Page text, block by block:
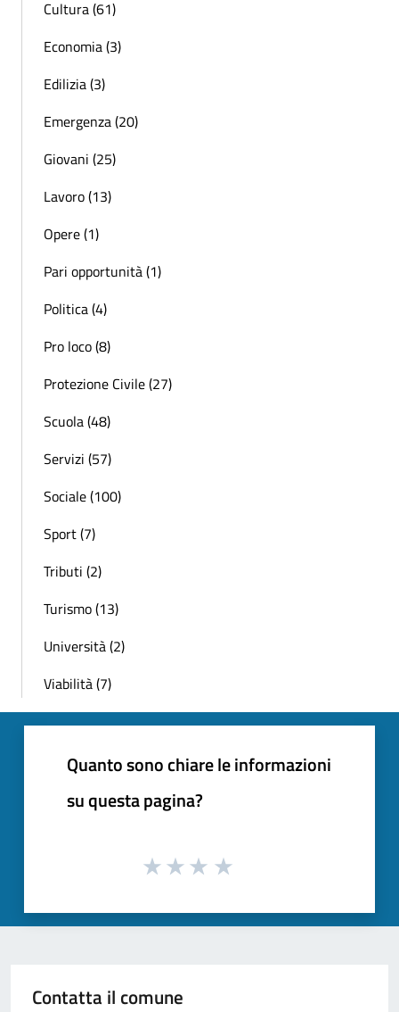
Cultura (61)
Economia (3)
Edilizia (3)
Emergenza (20)
Giovani (25)
Lavoro (13)
Opere (1)
Pari opportunità (1)
Politica (4)
Pro loco (8)
Protezione Civile (27)
Scuola (48)
Servizi (57)
Sociale (100)
Sport (7)
Tributi (2)
Turismo (13)
Università (2)
Viabilità (7)
Quanto sono chiare le informazioni
su questa pagina?
Contatta il comune